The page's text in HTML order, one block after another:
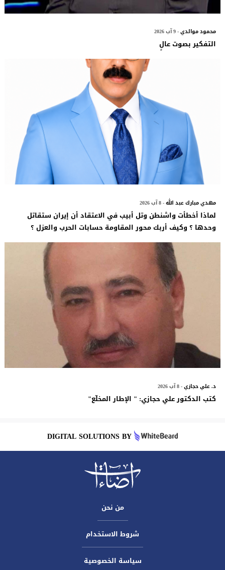
محمود موالدي- 9 آب 2026
التفكير بصوت عالٍ
مهدي مبارك عبد الله- 8 آب 2026
لماذا أخطأت واشنطن وتل أبيب في الاعتقاد أن إيران ستقاتل
وحدها ؟ وكيف أربك محور المقاومة حسابات الحرب والعزل ؟
د. علي حجازي- 8 آب 2026
كتب الدكتور علي حجازي: " الإطار المخلّع"
DIGITAL SOLUTIONS BY
من نحن
شروط الاستخدام
سياسة الخصوصية